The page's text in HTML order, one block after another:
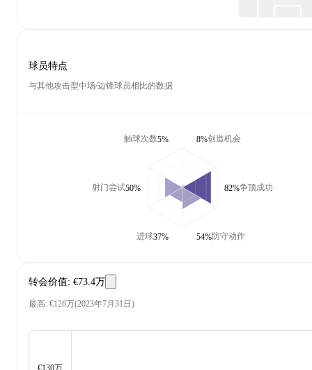
球员特点
与其他攻击型中场/边锋球员相比的数据
触球次数5%
射门尝试50%
进球37%
创造机会
8%
争顶成功
82%
防守动作
54%
转会价值: €73.4万
最高: €126万(2023年7月31日 )
€130万